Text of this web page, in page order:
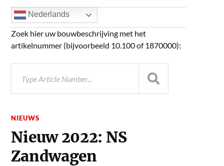
NIEUWS
Nieuw 2022: NS
Zandwagen
Nederlands
Zoek hier uw bouwbeschrijving met het
artikelnummer (bijvoorbeeld 10.100 of 1870000):